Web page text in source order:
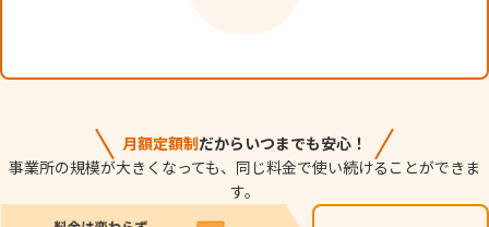
月額定額制 だから いつまでも安心！
事業所の規模が大きくなっても、同じ料金で使い続けることができま
す。